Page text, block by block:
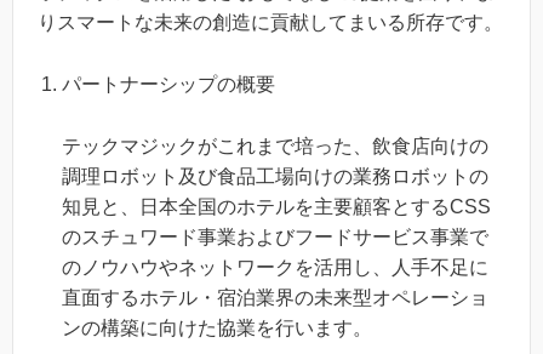
りスマートな未来の創造に貢献してまいる所存です。
パートナーシップの概要
テックマジックがこれまで培った、飲食店向けの
調理ロボット及び食品工場向けの業務ロボットの
知見と、日本全国のホテルを主要顧客とするCSS
のスチュワード事業およびフードサービス事業で
のノウハウやネットワークを活用し、人手不足に
直面するホテル・宿泊業界の未来型オペレーショ
ンの構築に向けた協業を行います。